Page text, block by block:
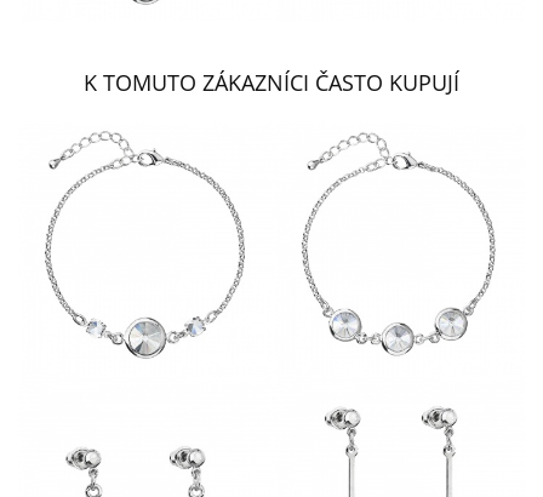
K TOMUTO ZÁKAZNÍCI ČASTO KUPUJÍ